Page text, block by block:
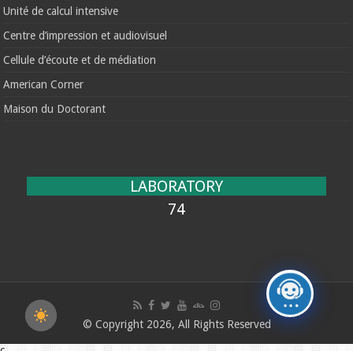
Unité de calcul intensive
Centre d’impression et audiovisuel
Cellule d’écoute et de médiation
American Corner
Maison du Doctorant
LABORATORY
74
© Copyright 2026, All Rights Reserved